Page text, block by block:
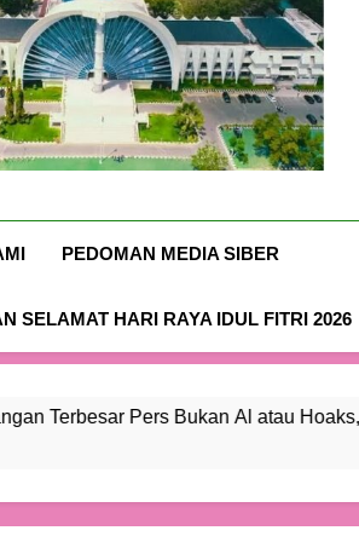
bagi
Mafia
Beras
Fortifikasi
atau
Hoaks,
Tapi
Kepercayaan
Publik
Sasando
bagi
Beras
Fortifikasi
atau
Hoaks,
Tapi
Kepercayaan
Publik
Hotel
Sasando
Ruang
bagi
Mafia
Beras
Fortifikasi
PEDOMAN MEDIA SIBER
SELAMAT HARI RAYA IDUL FITRI 2026
Bukan Al atau Hoaks, Tapi